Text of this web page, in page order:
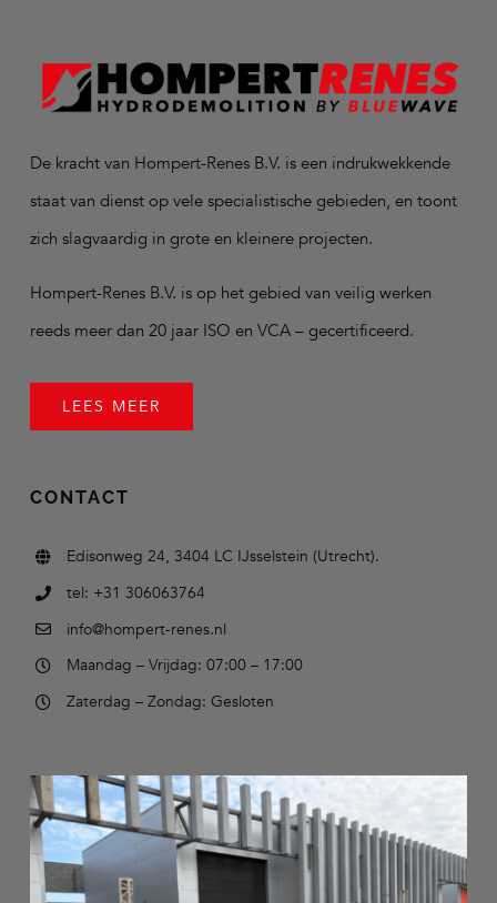
De kracht van Hompert-Renes B.V. is een indrukwekkende
staat van dienst op vele specialistische gebieden, en toont
zich slagvaardig in grote en kleinere projecten.
Hompert-Renes B.V. is op het gebied van veilig werken
reeds meer dan 20 jaar ISO en VCA – gecertificeerd.
LEES MEER
CONTACT
Edisonweg 24, 3404 LC IJsselstein (Utrecht).
tel: +31 306063764
info@hompert-renes.nl
Maandag – Vrijdag: 07:00 – 17:00
Zaterdag – Zondag: Gesloten